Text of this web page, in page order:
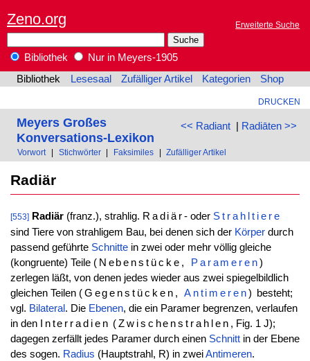
Zeno.org Erweiterte Suche
Bibliothek
Nur in Meyers-1905
Bibliothek
Lesesaal Zufälliger Artikel Kategorien Shop
DRUCKEN
<< Radiant| Radiāten >>
Meyers Großes
Konversations-Lexikon
Vorwort Stichwörter Faksimiles Zufälliger Artikel
Radiär
[553] Radiär(franz.), strahlig. Radiär- oder Strahltiere
sind Tiere von strahligem Bau, bei denen sich der Körperdurch
passend geführte Schnittein zwei oder mehr völlig gleiche
(kongruente) Teile (Nebenstücke, Parameren)
zerlegen läßt, von denen jedes wieder aus zwei spiegelbildlich
gleichen Teilen (Gegenstücken, Antimeren)
besteht;
vgl. Bilateral. Die Ebenen, die ein Paramer begrenzen, verlaufen
in den
Interradien (Zwischenstrahlen , Fig. 1 J);
dagegen zerfällt jedes Paramer durch einen Schnittin der Ebene
des sogen. Radius (Hauptstrahl, R) in zweiAntimeren.